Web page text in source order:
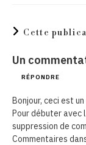
Cette
Un
RÉPONDRE
Bonjour, ceci est
Pour débuter
suppression de
Commentaires